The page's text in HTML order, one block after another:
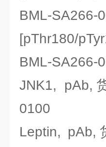
BML-SA266-
[pThr180/
BML-SA266-
JNK1, pAb,
0100
Leptin, pAb,